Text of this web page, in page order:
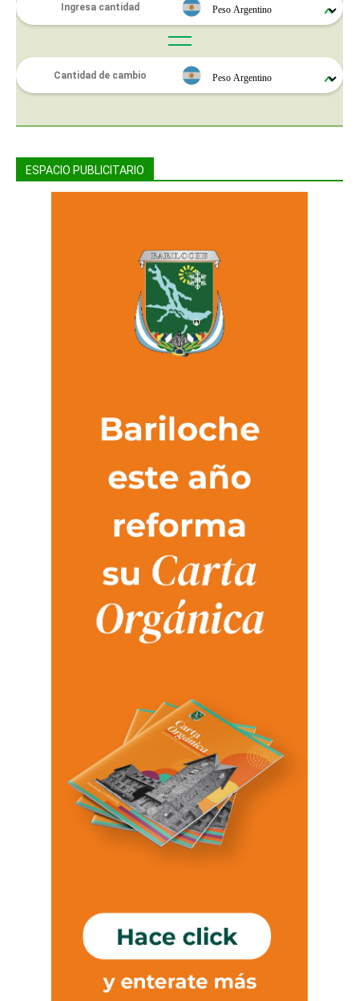
ESPACIO PUBLICITARIO